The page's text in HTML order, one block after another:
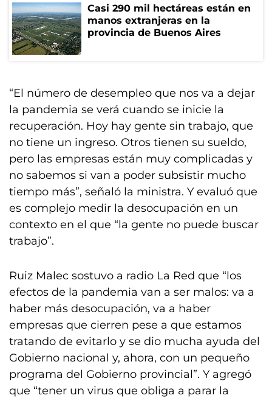
Casi 290 mil hectáreas están en
manos extranjeras en la
provincia de Buenos Aires
“El número de desempleo que nos va a dejar
la pandemia se verá cuando se inicie la
recuperación. Hoy hay gente sin trabajo, que
no tiene un ingreso. Otros tienen su sueldo,
pero las empresas están muy complicadas y
no sabemos si van a poder subsistir mucho
tiempo más”, señaló la ministra. Y evaluó que
es complejo medir la desocupación en un
contexto en el que “la gente no puede buscar
trabajo”.
Ruiz Malec sostuvo a radio La Red que “los
efectos de la pandemia van a ser malos: va a
haber más desocupación, va a haber
empresas que cierren pese a que estamos
tratando de evitarlo y se dio mucha ayuda del
Gobierno nacional y, ahora, con un pequeño
programa del Gobierno provincial”. Y agregó
que “tener un virus que obliga a parar la